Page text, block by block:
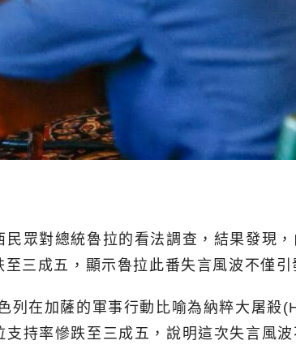
眾對總統魯拉的看法調查，結果發現
三成五，顯示魯拉此番失言風波不僅
列在加薩的軍事行動比喻為納粹大屠
持率慘跌至三成五，說明這次失言風